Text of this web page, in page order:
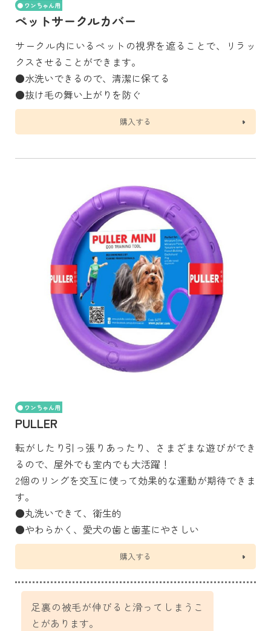
ワンちゃん用
ペットサークルカバー
サークル内にいるペットの視界を遮ることで、リラッ
クスさせることができます。
●水洗いできるので、清潔に保てる
●抜け毛の舞い上がりを防ぐ
購入する
ワンちゃん用
PULLER
転がしたり引っ張りあったり、さまざまな遊びができ
るので、屋外でも室内でも大活躍！
2個のリングを交互に使って効果的な運動が期待できま
す。
●丸洗いできて、衛生的
●やわらかく、愛犬の歯と歯茎にやさしい
購入する
足裏の被毛が伸びると滑ってしまうこ
とがあります。